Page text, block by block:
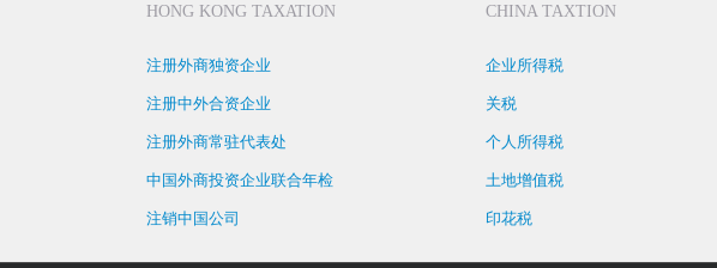
HONG KONG TAXATION
注册外商独资企业
注册中外合资企业
注册外商常驻代表处
中国外商投资企业联合年检
注销中国公司
CHINA TAXTION
企业所得税
关税
个人所得税
土地增值税
印花税